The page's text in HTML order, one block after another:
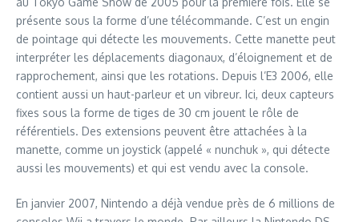
présente sous la forme d’une télécommande. C’est un engin
de pointage qui détecte les mouvements. Cette manette peut
interpréter les déplacements diagonaux, d’éloignement et de
rapprochement, ainsi que les rotations. Depuis l’E3 2006, elle
contient aussi un haut-parleur et un vibreur. Ici, deux capteurs
fixes sous la forme de tiges de 30 cm jouent le rôle de
référentiels. Des extensions peuvent être attachées à la
manette, comme un joystick (appelé « nunchuk », qui détecte
aussi les mouvements) et qui est vendu avec la console.
En janvier 2007, Nintendo a déjà vendue près de 6 millions de